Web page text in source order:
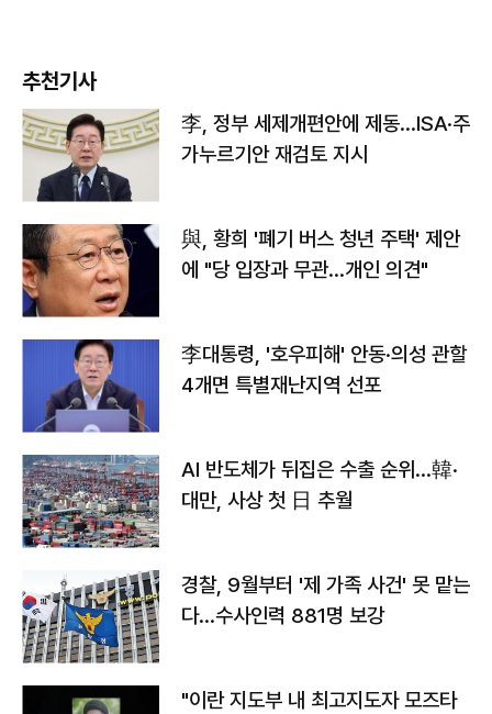
추천기사
李, 정부 세제개편안에 제동…ISA·주
가누르기안 재검토 지시
與, 황희 '폐기 버스 청년 주택' 제안
에 "당 입장과 무관…개인 의견"
李대통령, '호우피해' 안동·의성 관할
4개면 특별재난지역 선포
AI 반도체가 뒤집은 수출 순위…韓·
대만, 사상 첫 日 추월
경찰, 9월부터 '제 가족 사건' 못 맡는
다…수사인력 881명 보강
"이란 지도부 내 최고지도자 모즈타